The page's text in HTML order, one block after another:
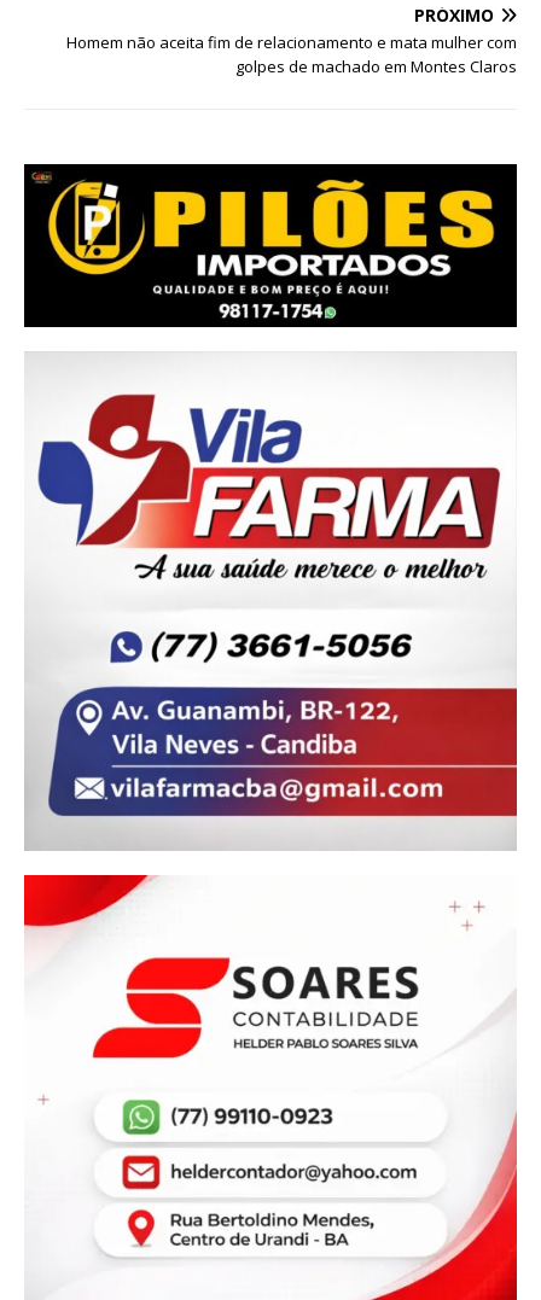
PRÓXIMO
Homem não aceita fim de relacionamento e mata mulher com
golpes de machado em Montes Claros